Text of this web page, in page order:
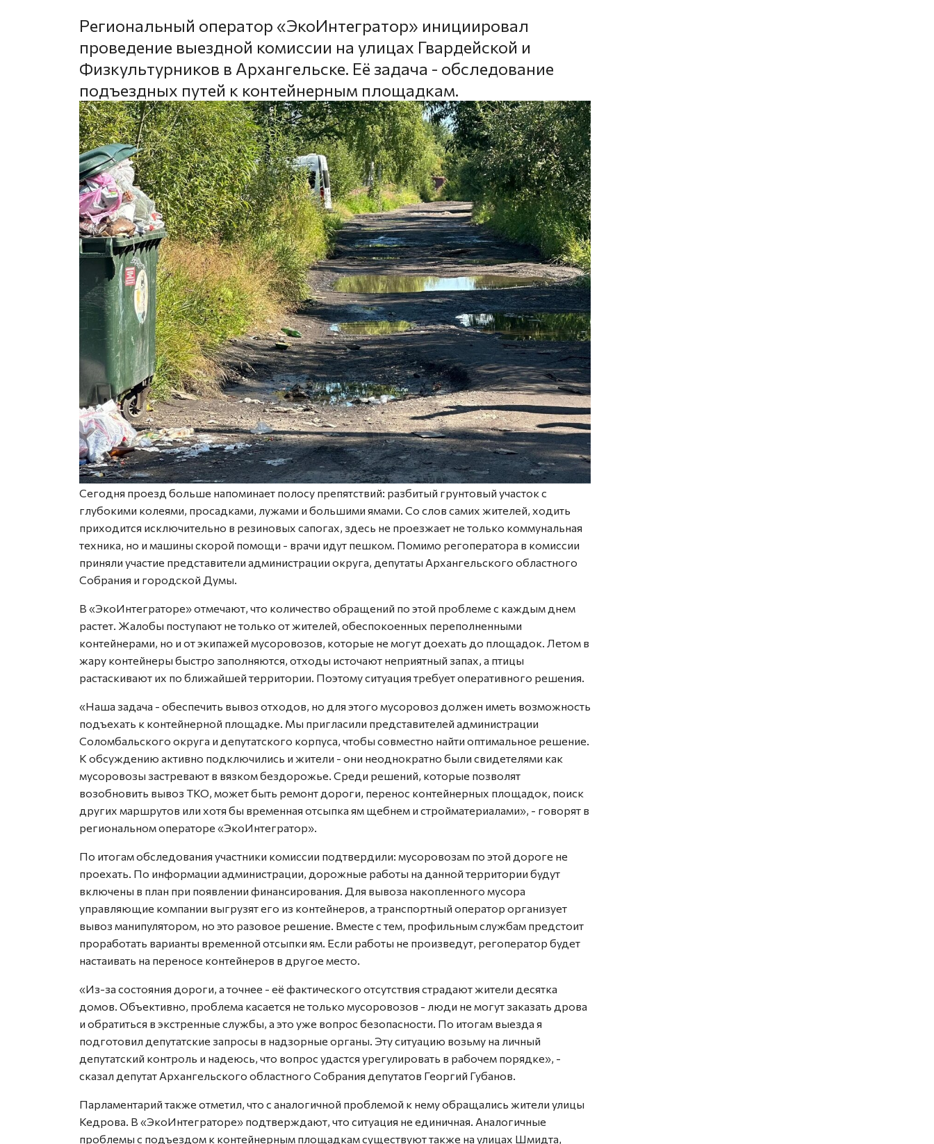
Региональный оператор «ЭкоИнтегратор» инициировал
проведение выездной комиссии на улицах Гвардейской и
Физкультурников в Архангельске. Её задача - обследование
подъездных путей к контейнерным площадкам.
Сегодня проезд больше напоминает полосу препятствий: разбитый грунтовый участок с
глубокими колеями, просадками, лужами и большими ямами. Со слов самих жителей, ходить
приходится исключительно в резиновых сапогах, здесь не проезжает не только коммунальная
техника, но и машины скорой помощи - врачи идут пешком. Помимо регоператора в комиссии
приняли участие представители администрации округа, депутаты Архангельского областного
Собрания и городской Думы.
В «ЭкоИнтеграторе» отмечают, что количество обращений по этой проблеме с каждым днем
растет. Жалобы поступают не только от жителей, обеспокоенных переполненными
контейнерами, но и от экипажей мусоровозов, которые не могут доехать до площадок. Летом в
жару контейнеры быстро заполняются, отходы источают неприятный запах, а птицы
растаскивают их по ближайшей территории. Поэтому ситуация требует оперативного решения.
«Наша задача - обеспечить вывоз отходов, но для этого мусоровоз должен иметь возможность
подъехать к контейнерной площадке. Мы пригласили представителей администрации
Соломбальского округа и депутатского корпуса, чтобы совместно найти оптимальное решение.
К обсуждению активно подключились и жители - они неоднократно были свидетелями как
мусоровозы застревают в вязком бездорожье. Среди решений, которые позволят
возобновить вывоз ТКО, может быть ремонт дороги, перенос контейнерных площадок, поиск
других маршрутов или хотя бы временная отсыпка ям щебнем и стройматериалами», - говорят в
региональном операторе «ЭкоИнтегратор».
По итогам обследования участники комиссии подтвердили: мусоровозам по этой дороге не
проехать. По информации администрации, дорожные работы на данной территории будут
включены в план при появлении финансирования. Для вывоза накопленного мусора
управляющие компании выгрузят его из контейнеров, а транспортный оператор организует
вывоз манипулятором, но это разовое решение. Вместе с тем, профильным службам предстоит
проработать варианты временной отсыпки ям. Если работы не произведут, регоператор будет
настаивать на переносе контейнеров в другое место.
«Из-за состояния дороги, а точнее - её фактического отсутствия страдают жители десятка
домов. Объективно, проблема касается не только мусоровозов - люди не могут заказать дрова
и обратиться в экстренные службы, а это уже вопрос безопасности. По итогам выезда я
подготовил депутатские запросы в надзорные органы. Эту ситуацию возьму на личный
депутатский контроль и надеюсь, что вопрос удастся урегулировать в рабочем порядке», -
сказал депутат Архангельского областного Собрания депутатов Георгий Губанов.
Парламентарий также отметил, что с аналогичной проблемой к нему обращались жители улицы
Кедрова. В «ЭкоИнтеграторе» подтверждают, что ситуация не единичная. Аналогичные
проблемы с подъездом к контейнерным площадкам существуют также на улицах Шмидта,